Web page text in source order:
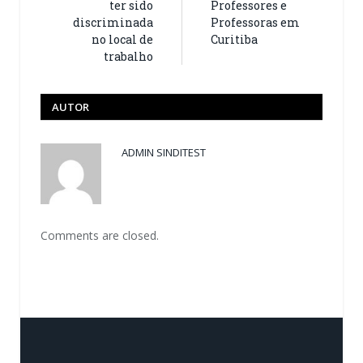
ter sido
discriminada
no local de
trabalho
Professores e
Professoras em
Curitiba
AUTOR
ADMIN SINDITEST
Comments are closed.